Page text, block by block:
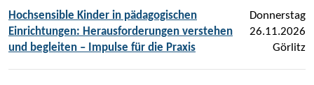
Hochsensible Kinder in pädagogischen
Einrichtungen: Herausforderungen verstehen
und begleiten – Impulse für die Praxis
Donnerstag
26.11.2026
Görlitz